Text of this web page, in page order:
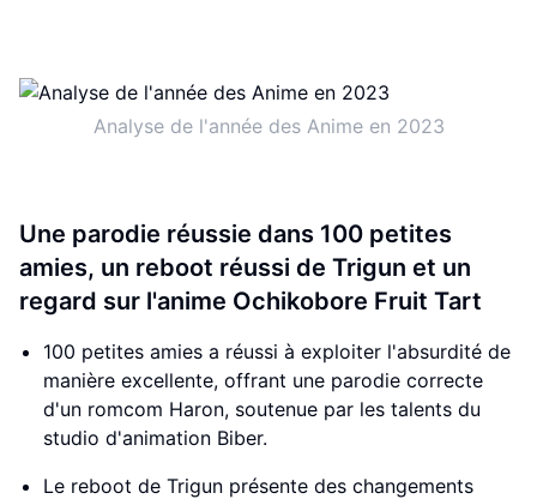
Analyse de l'année des Anime en 2023
Une parodie réussie dans 100 petites
amies, un reboot réussi de Trigun et un
regard sur l'anime Ochikobore Fruit Tart
100 petites amies a réussi à exploiter l'absurdité de
manière excellente, offrant une parodie correcte
d'un romcom Haron, soutenue par les talents du
studio d'animation Biber.
Le reboot de Trigun présente des changements